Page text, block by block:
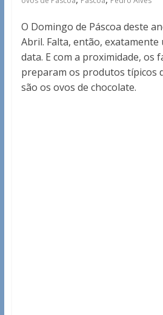
O Domingo de Páscoa deste
Abril. Falta, então, exatamente
data. E com a proximidade, os
preparam os produtos típicos
são os ovos de chocolate.